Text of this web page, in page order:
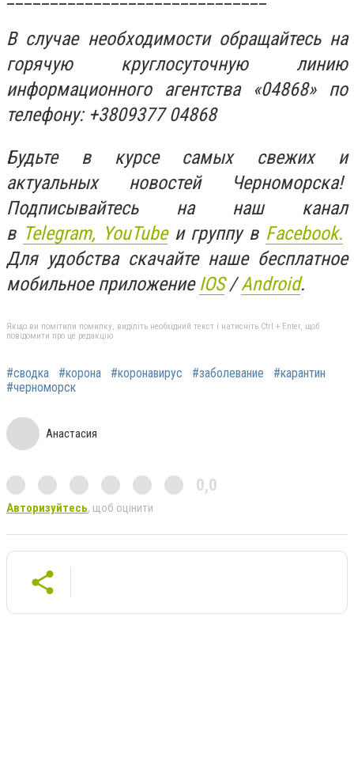
В случае необходимости обращайтесь на
горячую круглосуточную линию
информационного агентства «04868» по
телефону: +3809377 04868
Будьте в курсе самых свежих и
актуальных новостей Черноморска!
Подписывайтесь на наш канал
в Telegram, YouTubeи группу в Facebook.
Для удобства скачайте наше бесплатное
мобильное приложение IOS/Android.
Якщо ви помітили помилку, виділіть необхідний текст і натисніть Ctrl + Enter, щоб
повідомити про це редакцію
#сводка #корона #коронавирус #заболевание
#карантин
#черноморск
Анастасия
0,0
Авторизуйтесь, щоб оцінити